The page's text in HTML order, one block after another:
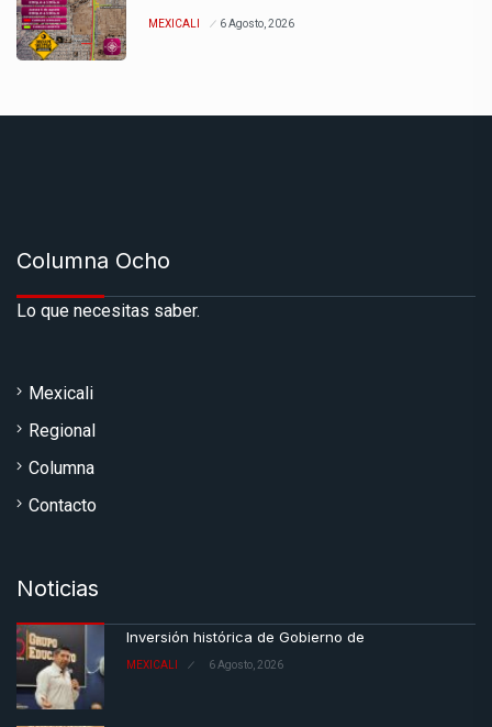
MEXICALI 6 Agosto, 2026
Columna Ocho
Lo que necesitas saber.
Mexicali
Regional
Columna
Contacto
Noticias
Inversión histórica de Gobierno de
MEXICALI 6 Agosto, 2026